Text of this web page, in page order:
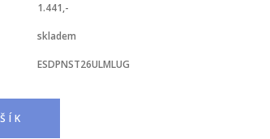
1.441,-
skladem
ESDPNST26ULMLUG